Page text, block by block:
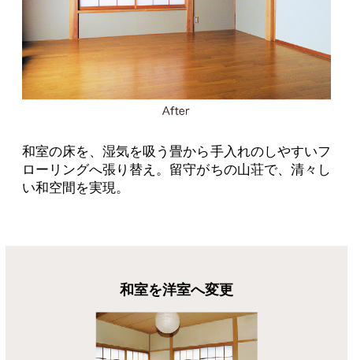
和室の床を、湿気を吸う畳から手入れのしやすいフ
ローリングへ張り替え。留守がちの山荘で、清々し
い和空間を実現。
和室を洋室へ変更